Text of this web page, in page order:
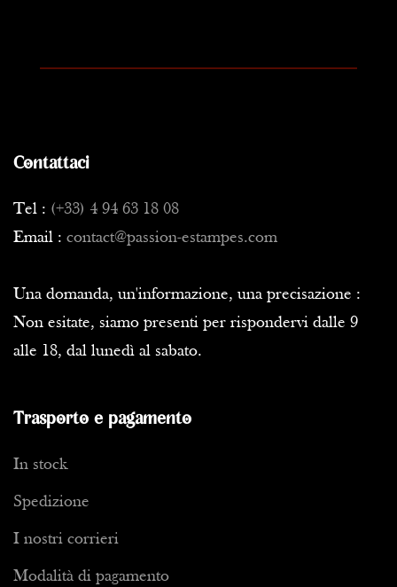
Contattaci
Tel : (+33) 4 94 63 18 08
Email : contact@passion-estampes.com
Una domanda, un'informazione, una precisazione :
Non esitate, siamo presenti per rispondervi dalle 9
alle 18, dal lunedì al sabato.
Trasporto e pagamento
In stock
Spedizione
I nostri corrieri
Modalità di pagamento